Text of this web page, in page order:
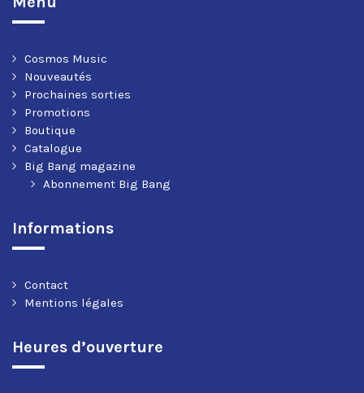
Cosmos Music
Nouveautés
Prochaines sorties
Promotions
Boutique
Catalogue
Big Bang magazine
Abonnement Big Bang
Informations
Contact
Mentions légales
Heures d’ouverture